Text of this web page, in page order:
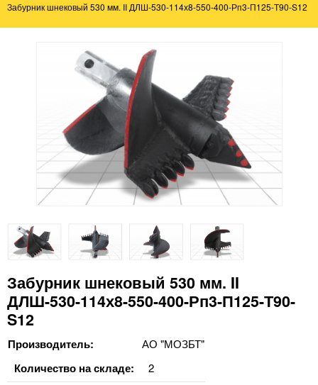
Забурник шнековый 530 мм. II ДЛШ-530-114х8-550-400-Рп3-П125-Т90-S12
Забурник шнековый 530 мм. II
ДЛШ-530-114х8-550-400-Рп3-П125-Т90-
S12
Производитель: АО "МОЗБТ"
Количество на складе: 2